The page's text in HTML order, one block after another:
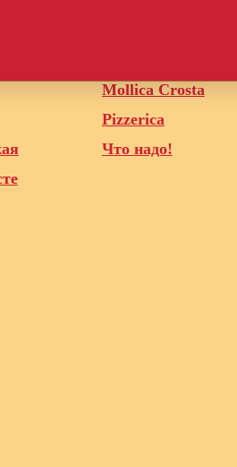
Mollica Crosta
Pizzerica
Что надо!